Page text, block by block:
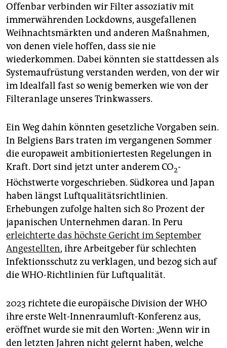
Offenbar verbinden wir Filter assoziativ mit
immerwährenden Lockdowns, ausgefallenen
Weihnachtsmärkten und anderen Maßnahmen,
von denen viele hoffen, dass sie nie
wiederkommen. Dabei könnten sie stattdessen als
Systemaufrüstung verstanden werden, von der wir
im Idealfall fast so wenig bemerken wie von der
Filteranlage unseres Trinkwassers.
Ein Weg dahin könnten gesetzliche Vorgaben sein.
In Belgiens Bars traten im vergangenen Sommer
die europaweit ambitioniertesten Regelungen in
Kraft. Dort sind jetzt unter anderem CO2-
Höchstwerte vorgeschrieben. Südkorea und Japan
haben längst Luftqualitätsrichtlinien.
Erhebungen zufolge halten sich 80 Prozent der
japanischen Unternehmen daran. In Peru
erleichterte das höchste Gericht im September
Angestellten, ihre Arbeitgeber für schlechten
Infektionsschutz zu verklagen, und bezog sich auf
die WHO-Richtlinien für Luftqualität.
2023 richtete die europäische Division der WHO
ihre erste Welt-Innenraumluft-Konferenz aus,
eröffnet wurde sie mit den Worten: „Wenn wir in
den letzten Jahren nicht gelernt haben, welche